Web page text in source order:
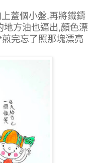
蓋個小盤,再將鐵鑄
地方油也逼出,顏色漂
完忘了照那塊漂亮